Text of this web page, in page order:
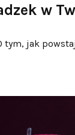
w
tym, jak